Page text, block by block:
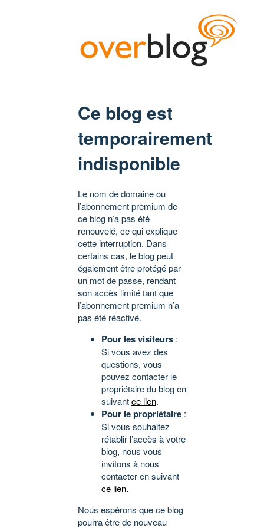
Ce blog est
temporairement
indisponible
Le nom de domaine ou
l’abonnement premium de
ce blog n’a pas été
renouvelé, ce qui explique
cette interruption. Dans
certains cas, le blog peut
également être protégé par
un mot de passe, rendant
son accès limité tant que
l’abonnement premium n’a
pas été réactivé.
Pour les visiteurs :
Si vous avez des
questions, vous
pouvez contacter le
propriétaire du blog en
suivantce lien.
Pour le propriétaire :
Si vous souhaitez
rétablir l’accès à votre
blog, nous vous
invitons à nous
contacter en suivant
ce lien.
Nous espérons que ce blog
pourra être de nouveau